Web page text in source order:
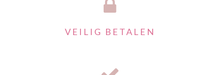
VEILIG BETALEN